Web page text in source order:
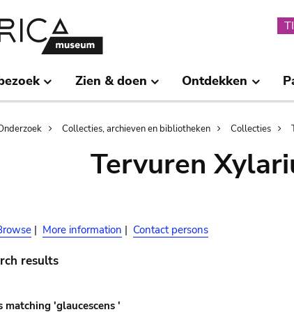
Zien & doen Ontdekken
Collecties, archieven en bibliotheken Collecties
Tervuren
| More information | Contact persons
results
matching 'glaucescens '